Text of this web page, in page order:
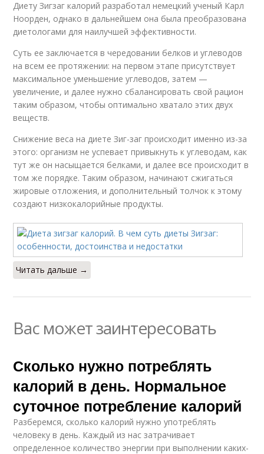
Диету Зигзаг калорий разработал немецкий ученый Карл
Ноорден, однако в дальнейшем она была преобразована
диетологами для наилучшей эффективности.
Суть ее заключается в чередовании белков и углеводов
на всем ее протяжении: на первом этапе присутствует
максимальное уменьшение углеводов, затем —
увеличение, и далее нужно сбалансировать свой рацион
таким образом, чтобы оптимально хватало этих двух
веществ.
Снижение веса на диете Зиг-заг происходит именно из-за
этого: организм не успевает привыкнуть к углеводам, как
тут же он насыщается белками, и далее все происходит в
том же порядке. Таким образом, начинают сжигаться
жировые отложения, и дополнительный толчок к этому
создают низкокалорийные продукты.
Читать дальше →
Вас может заинтересовать
Сколько нужно потреблять
калорий в день. Нормальное
суточное потребление калорий
Разберемся, сколько калорий нужно употреблять
человеку в день. Каждый из нас затрачивает
определенное количество энергии при выполнении каких-